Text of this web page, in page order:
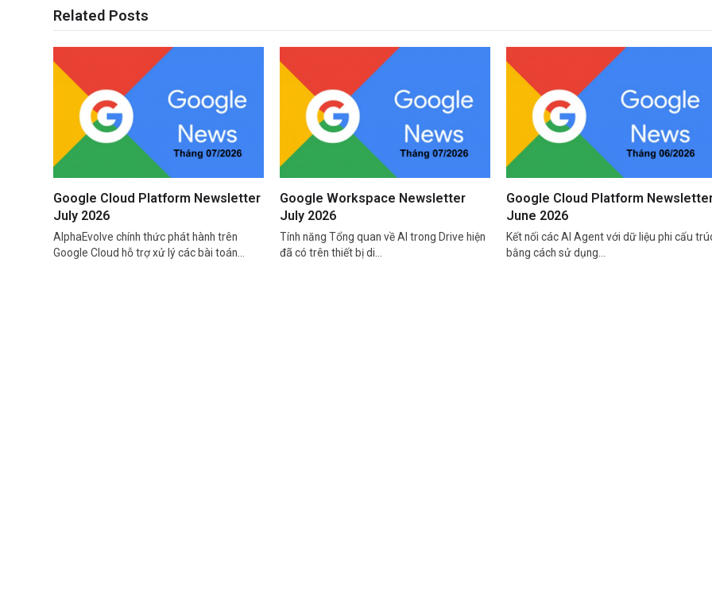
Related Posts
Google Cloud Platform Newsletter
July 2026
AlphaEvolve chính thức phát hành trên
Google Cloud hỗ trợ xử lý các bài toán…
Google Workspace Newsletter
July 2026
Tính năng Tổng quan về AI trong Drive hiện
đã có trên thiết bị di…
Google Cloud Platform
June 2026
Kết nối các AI Agent với dữ liệu phi cấu
bằng cách sử dụng…